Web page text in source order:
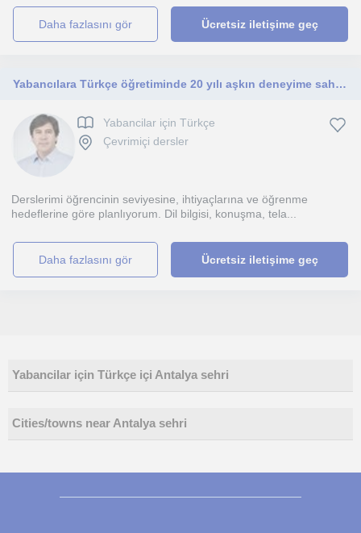
daha fazlasını gör Ücretsiz iletişime geç
Yabancılara Türkçe öğretiminde 20 yılı aşkın deneyime sahip bir Türkçe öğretmeniyim.
Yabancilar için Türkçe
Çevrimiçi dersler
Derslerimi öğrencinin seviyesine, ihtiyaçlarına ve öğrenme
hedeflerine göre planlıyorum. Dil bilgisi, konuşma, tela...
daha fazlasını gör Ücretsiz iletişime geç
Yabancilar için Türkçe içi Antalya sehri
Cities/towns near Antalya sehri